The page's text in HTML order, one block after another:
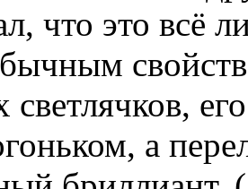
что это всё
светлячков,
а